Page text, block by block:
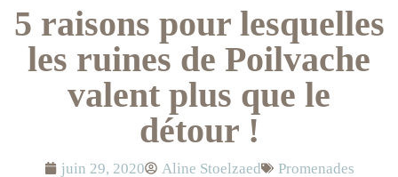
5 raisons pour lesquelles
les ruines de Poilvache
valent plus que le
détour !
juin 29, 2020 Aline Stoelzaed Promenades